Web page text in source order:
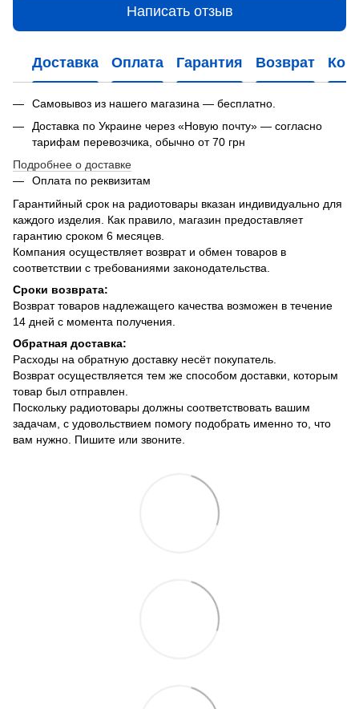
Написать отзыв
Доставка Оплата Гарантия Возврат
Самовывоз из нашего магазина — бесплатно.
Доставка по Украине через «Новую почту» — согласно
тарифам перевозчика, обычно от 70 грн
Подробнее о доставке
Оплата по реквизитам
Гарантийный срок на радиотовары вказан индивидуально для
каждого изделия. Как правило, магазин предоставляет
гарантию сроком 6 месяцев.
Компания осуществляет возврат и обмен товаров в
соответствии с требованиями законодательства.
Сроки возврата:
Возврат товаров надлежащего качества возможен в течение
14 дней с момента получения.
Обратная доставка:
Расходы на обратную доставку несёт покупатель.
Возврат осуществляется тем же способом доставки, которым
товар был отправлен.
Поскольку радиотовары должны соответствовать вашим
задачам, с удовольствием помогу подобрать именно то, что
вам нужно. Пишите или звоните.